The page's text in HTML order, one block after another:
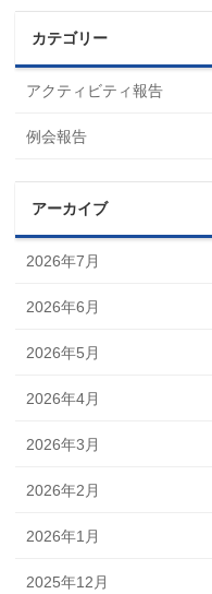
カテゴリー
アクティビティ報告
例会報告
アーカイブ
2026年7月
2026年6月
2026年5月
2026年4月
2026年3月
2026年2月
2026年1月
2025年12月